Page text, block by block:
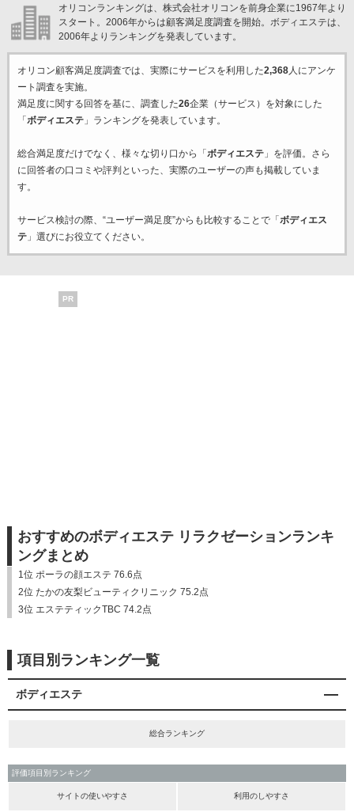
オリコンランキングは、株式会社オリコンを前身企業に1967年より
スタート。2006年からは顧客満足度調査を開始。ボディエステは、
2006年よりランキングを発表しています。
オリコン顧客満足度調査では、実際にサービスを利用した2,368人にアンケ
ート調査を実施。
満足度に関する回答を基に、調査した26企業（サービス）を対象にした
「 ボディエステ」ランキングを発表しています。
総合満足度だけでなく、様々な切り口から「 ボディエステ」を評価。さら
に回答者の口コミや評判といった、実際のユーザーの声も掲載していま
す。
サービス検討の際、“ユーザー満足度”からも比較することで「 ボディエス
テ」選びにお役立てください。
PR
おすすめのボディエステ リラクゼーションランキ
ングまとめ
1位 ポーラの顔エステ 76.6点
2位 たかの友梨ビューティクリニック 75.2点
3位 エステティックTBC 74.2点
項目別ランキング一覧
ボディエステ
総合ランキング
評価項目別ランキング
サイトの使いやすさ 利用のしやすさ